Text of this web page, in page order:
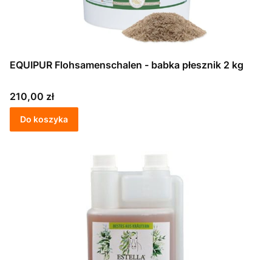
EQUIPUR Flohsamenschalen - babka płesznik 2 kg
Cena
210,00 zł
Do koszyka